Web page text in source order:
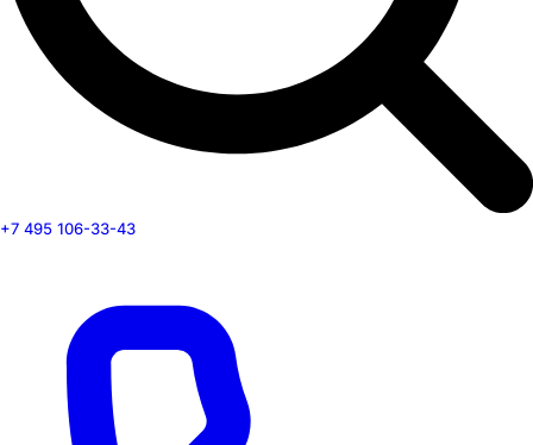
+7 495 106-33-43